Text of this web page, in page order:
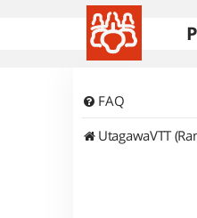
FAQ
UtagawaVTT